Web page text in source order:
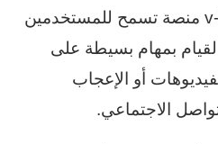
المتاحة لك. يعتبر v-like.ru منصة تسمح للمستخدمين
بمهام بسيطة على
أو الإعجاب
الاجتماعي.